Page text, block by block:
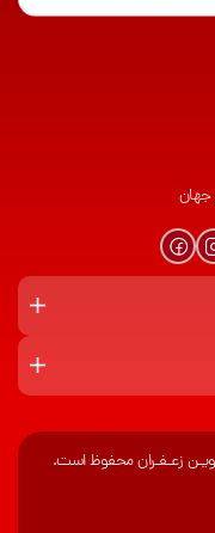
جهان
زعـفـران محفوظ است.